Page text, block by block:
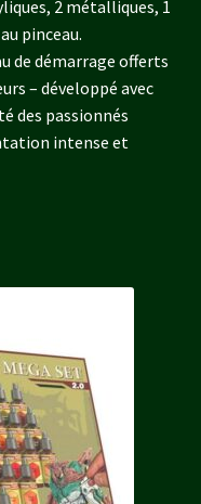
2 métalliques, 1
pinceau.
de démarrage offerts
– développé avec
des passionnés
intense et